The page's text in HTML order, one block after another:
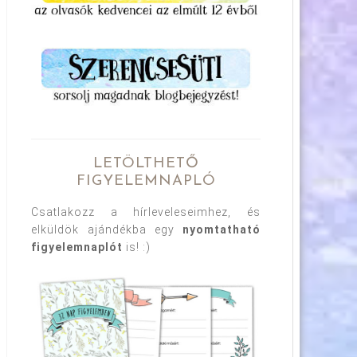
LETÖLTHETŐ
FIGYELEMNAPLÓ
Csatlakozz a hírleveleseimhez, és
elküldök ajándékba egy nyomtatható
figyelemnaplót is! :)